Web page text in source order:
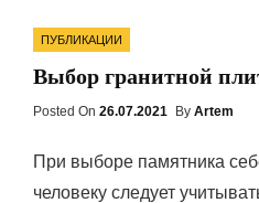
ИЗ
ВОДУ
Categories
ПУБЛИКАЦИИ
Выбор гранитной
Posted On Posted
26.07.2021 By Artem
При выборе памятника
человеку следует